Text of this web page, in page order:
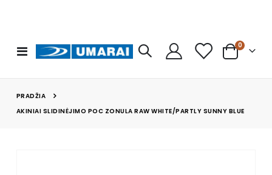
Toggle
Nav
Cart
0prekės
PRADŽIA
AKINIAI SLIDINĖJIMO POC ZONULA RAW WHITE/PARTLY SUNNY BLUE